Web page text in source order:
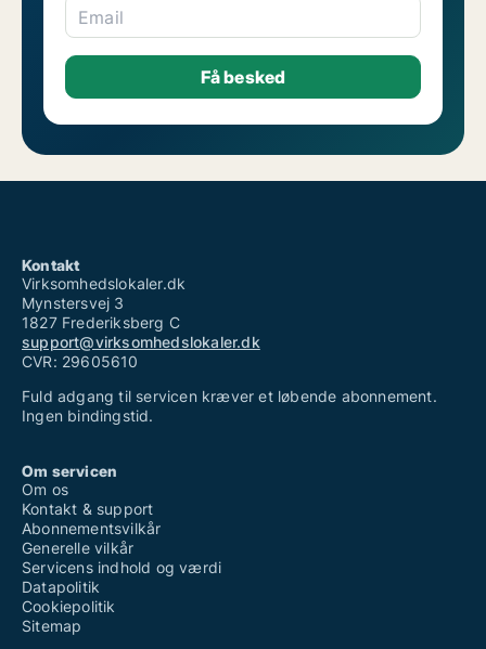
Email
Kontakt
Virksomhedslokaler.dk
Mynstersvej 3
1827 Frederiksberg C
support@virksomhedslokaler.dk
CVR: 29605610
Fuld adgang til servicen kræver et løbende abonnement.
Ingen bindingstid.
Om servicen
Om os
Kontakt & support
Abonnementsvilkår
Generelle vilkår
Servicens indhold og værdi
Datapolitik
Cookiepolitik
Sitemap